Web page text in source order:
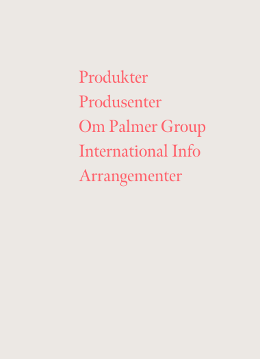
Produkter
Produsenter
Om Palmer Group
International Info
Arrangementer